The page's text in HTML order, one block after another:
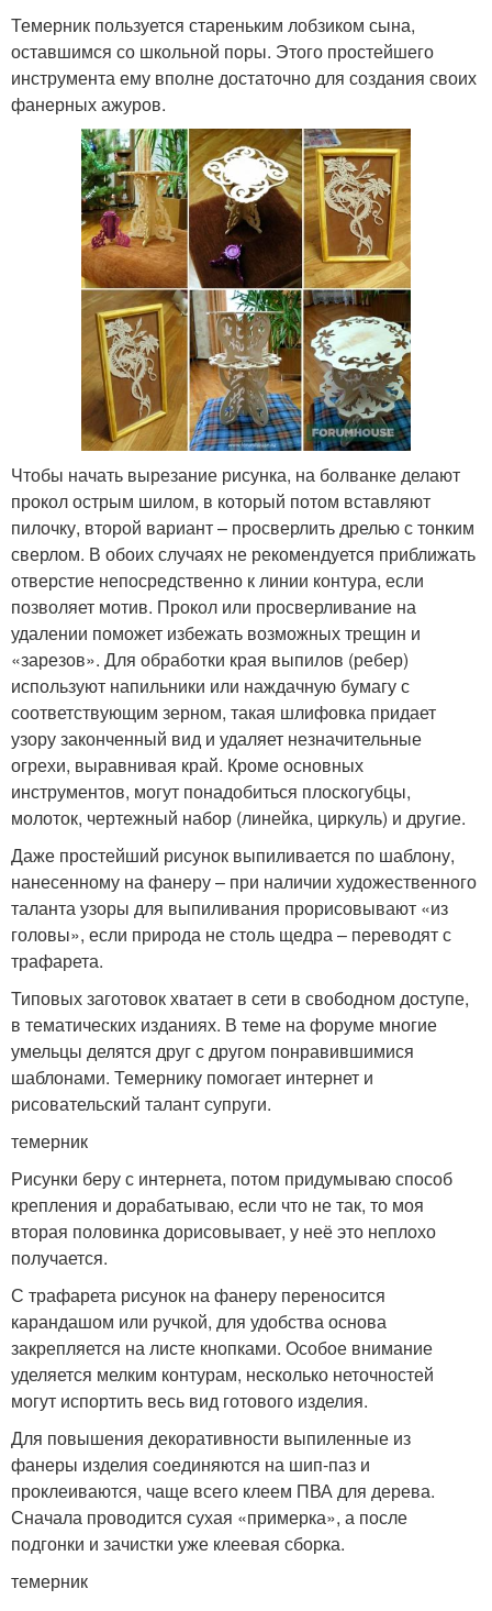
Темерник пользуется стареньким лобзиком сына,
оставшимся со школьной поры. Этого простейшего
инструмента ему вполне достаточно для создания своих
фанерных ажуров.
Чтобы начать вырезание рисунка, на болванке делают
прокол острым шилом, в который потом вставляют
пилочку, второй вариант – просверлить дрелью с тонким
сверлом. В обоих случаях не рекомендуется приближать
отверстие непосредственно к линии контура, если
позволяет мотив. Прокол или просверливание на
удалении поможет избежать возможных трещин и
«зарезов». Для обработки края выпилов (ребер)
используют напильники или наждачную бумагу с
соответствующим зерном, такая шлифовка придает
узору законченный вид и удаляет незначительные
огрехи, выравнивая край. Кроме основных
инструментов, могут понадобиться плоскогубцы,
молоток, чертежный набор (линейка, циркуль) и другие.
Даже простейший рисунок выпиливается по шаблону,
нанесенному на фанеру – при наличии художественного
таланта узоры для выпиливания прорисовывают «из
головы», если природа не столь щедра – переводят с
трафарета.
Типовых заготовок хватает в сети в свободном доступе,
в тематических изданиях. В теме на форуме многие
умельцы делятся друг с другом понравившимися
шаблонами. Темернику помогает интернет и
рисовательский талант супруги.
темерник
Рисунки беру с интернета, потом придумываю способ
крепления и дорабатываю, если что не так, то моя
вторая половинка дорисовывает, у неё это неплохо
получается.
С трафарета рисунок на фанеру переносится
карандашом или ручкой, для удобства основа
закрепляется на листе кнопками. Особое внимание
уделяется мелким контурам, несколько неточностей
могут испортить весь вид готового изделия.
Для повышения декоративности выпиленные из
фанеры изделия соединяются на шип-паз и
проклеиваются, чаще всего клеем ПВА для дерева.
Сначала проводится сухая «примерка», а после
подгонки и зачистки уже клеевая сборка.
темерник